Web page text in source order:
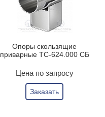
Опоры скользящие
приварные ТС-624.000 СБ
Цена по запросу
Заказать